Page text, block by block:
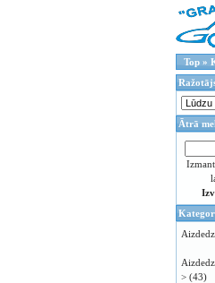
Top »
Ātrā
> (43)